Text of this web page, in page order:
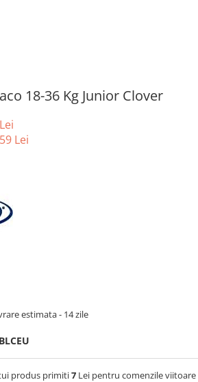
18-36 Kg Junior Clover
Lei
estimata - 14 zile
produs primiti7 Lei pentru comenzile viitoare